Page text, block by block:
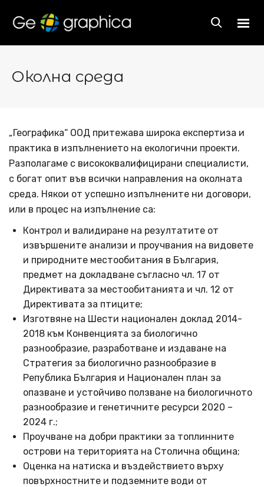
Околна среда
„Географика“ ООД притежава широка експертиза и
практика в изпълнението на екологични проекти.
Разполагаме с висококвалифицирани специалисти,
с богат опит във всички направления на околната
среда. Някои от успешно изпълнените ни договори,
или в процес на изпълнение са:
Контрол и валидиране на резултатите от
извършените анализи и проучвания на видовете
и природните местообитания в България,
предмет на докладване съгласно чл. 17 от
Директивата за местообитанията и чл. 12 от
Директивата за птиците;
Изготвяне на Шести национален доклад 2014-
2018 към Конвенцията за биологично
разнообразие, разработване и издаване на
Стратегия за биологично разнообразие в
Република България и Национален план за
опазване и устойчиво ползване на биологичното
разнообразие и генетичните ресурси 2020 –
2024 г.;
Проучване на добри практики за топлинните
острови на територията на Столична община;
Оценка на натиска и въздействието върху
повърхностните и подземните води от